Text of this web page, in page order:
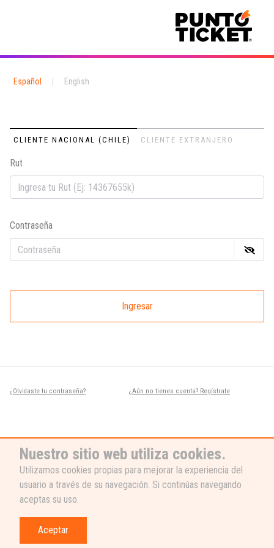
Español English
CLIENTE NACIONAL (CHILE) CLIENTE EXTRANJERO
Rut
Contraseña
Ingresar
¿Olvidaste tu contraseña? ¿Aún no tienes cuenta? Regístrate
Nuestro sitio web utiliza cookies.
Utilizamos cookies propias para mejorar la experiencia del
usuario a través de su navegación. Si continúas navegando
aceptas su uso.
Aceptar
¿NECESITAS AYUDA?
Nuestro equipo de soporte está listo